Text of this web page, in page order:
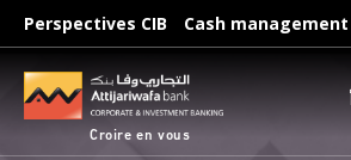
Aller
contenu
principal
Perspectives CIB Cash management
Croire en vous
Recherches fréquentes :
Accéder aux comptes Effectuer un
Éditer un RIB